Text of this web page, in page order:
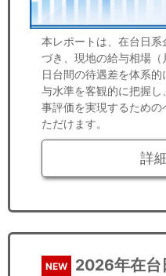
本レポートは、在台日
づき、現地の給与相場
日台間の待遇差を体系
与水準を客観的に把握し
事評価を実現するため
ただけます。
詳
NEW
2026年在台